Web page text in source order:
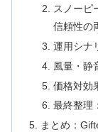
スノーピ
信頼性の
運用シナ
風量・静
価格対効
最終整理
まとめ：